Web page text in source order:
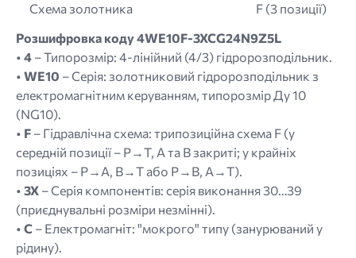
Схема золотника
F (3 позиції)
Розшифровка коду 4WE10F-3XCG24N9Z5L
• 4 – Типорозмір: 4-лінійний (4/3) гідророзподільник.
• WE10 – Серія: золотниковий гідророзподільник з
електромагнітним керуванням, типорозмір Ду 10
(NG10).
• F – Гідравлічна схема: трипозиційна схема F (у
середній позиції – P→T, A та B закриті; у крайніх
позиціях – P→A, B→T або P→B, A→T).
• 3X – Серія компонентів: серія виконання 30…39
(приєднувальні розміри незмінні).
• C – Електромагніт: "мокрого" типу (занурюваний у
рідину).